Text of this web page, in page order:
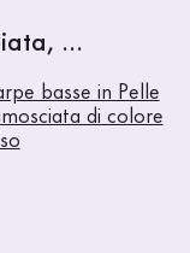
...
basse in Pelle
di colore